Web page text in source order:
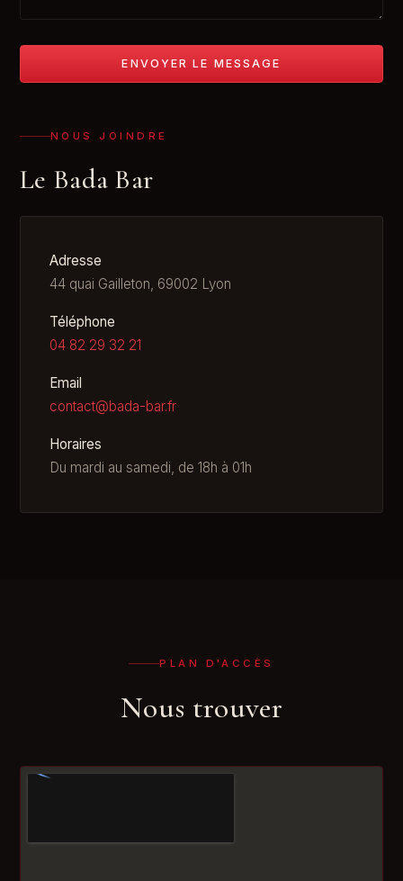
ENVOYER LE MESSAGE
NOUS JOINDRE
Le Bada Bar
Adresse
44 quai Gailleton, 69002 Lyon
Téléphone
04 82 29 32 21
Email
contact@bada-bar.fr
Horaires
Du mardi au samedi, de 18h à 01h
PLAN D'ACCÈS
Nous trouver